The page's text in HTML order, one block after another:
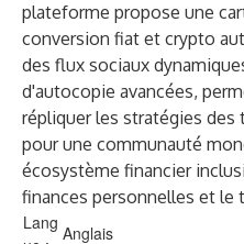
plateforme propose une
conversion fiat et crypto
des flux sociaux
d'autocopie avancées,
répliquer les stratégies des
pour une communauté
écosystème financier
finances personnelles et le
Lang Anglais